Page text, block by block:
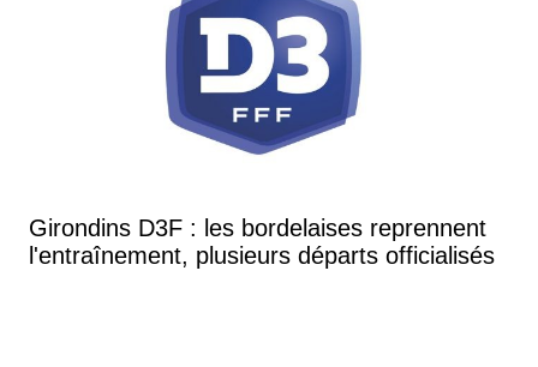
Girondins D3F : les bordelaises reprennent
l'entraînement, plusieurs départs officialisés